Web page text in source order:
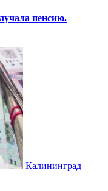
пенсию.
Калининград